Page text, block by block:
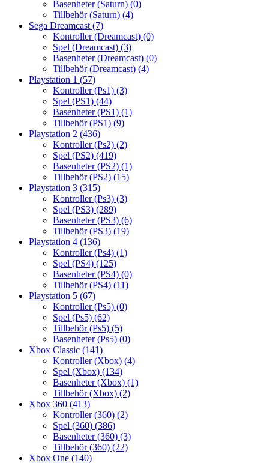
Basenheter (Saturn) (0)
Tillbehör (Saturn) (4)
Sega Dreamcast (7)
Kontroller (Dreamcast) (0)
Spel (Dreamcast) (3)
Basenheter (Dreamcast) (0)
Tillbehör (Dreamcast) (4)
Playstation 1 (57)
Kontroller (Ps1) (3)
Spel (PS1) (44)
Basenheter (PS1) (1)
Tillbehör (PS1) (9)
Playstation 2 (436)
Kontroller (Ps2) (2)
Spel (PS2) (419)
Basenheter (PS2) (1)
Tillbehör (PS2) (15)
Playstation 3 (315)
Kontroller (Ps3) (3)
Spel (PS3) (289)
Basenheter (PS3) (6)
Tillbehör (PS3) (19)
Playstation 4 (136)
Kontroller (Ps4) (1)
Spel (PS4) (125)
Basenheter (PS4) (0)
Tillbehör (PS4) (11)
Playstation 5 (67)
Kontroller (Ps5) (0)
Spel (Ps5) (62)
Tillbehör (Ps5) (5)
Basenheter (Ps5) (0)
Xbox Classic (141)
Kontroller (Xbox) (4)
Spel (Xbox) (134)
Basenheter (Xbox) (1)
Tillbehör (Xbox) (2)
Xbox 360 (413)
Kontroller (360) (2)
Spel (360) (386)
Basenheter (360) (3)
Tillbehör (360) (22)
Xbox One (140)